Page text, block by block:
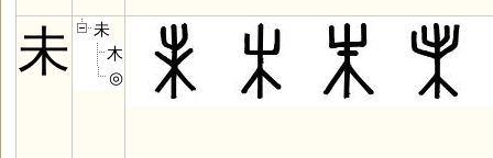
未
未
木
◎